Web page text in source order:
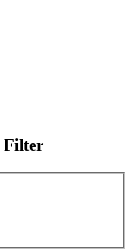
Filter